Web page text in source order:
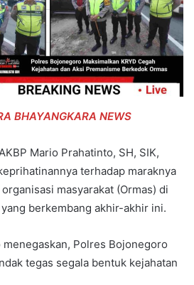
BHAYANGKARA NEWS
Mario Prahatinto, SH, SIK,
terhadap maraknya
masyarakat (Ormas) di
berkembang akhir-akhir ini.
Polres Bojonegoro
tegas segala bentuk kejahatan